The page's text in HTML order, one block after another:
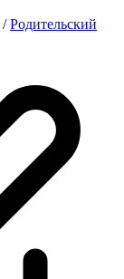
/ Родительский